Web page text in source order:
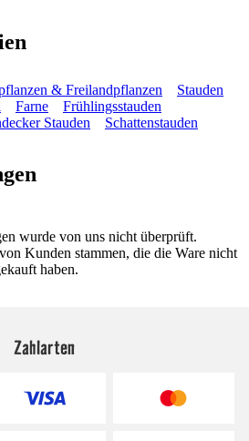
& Freilandpflanzen
Stauden
Farne
Frühlingsstauden
Stauden
Schattenstauden
wurde von uns nicht überprüft.
Kunden stammen, die die Ware nicht
haben.
Zahlarten